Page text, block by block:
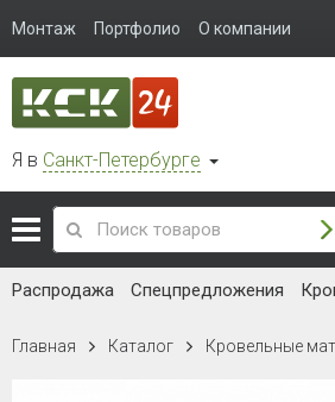
Монтаж Портфолио О компании
Я в Санкт-Петербурге
Распродажа Спецпредложения
Главная Каталог Кровельные